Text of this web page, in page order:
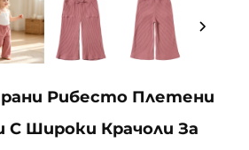
Рибесто Плетени
С Широки Крачоли За